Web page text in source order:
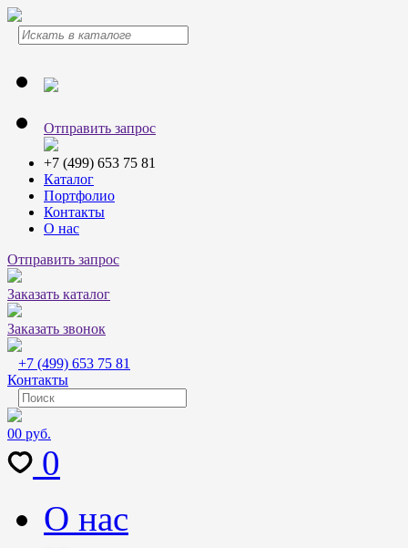
Отправить запрос
+7 (499) 653 75 81
Каталог
Портфолио
Контакты
О нас
Отправить запрос
Заказать каталог
Заказать звонок
+7 (499) 653 75 81
Контакты
00 руб.
0
О нас